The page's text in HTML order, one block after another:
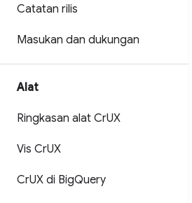
Catatan rilis
Masukan dan dukungan
Alat
Ringkasan alat CrUX
Vis CrUX
CrUX di BigQuery